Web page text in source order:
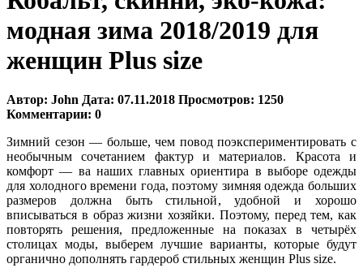
модная зима 2018/2019 для
женщин Plus size
Автор: John Дата: 07.11.2018 Просмотров: 1250
Комментарии: 0
Зимний сезон — больше, чем повод поэкспериментировать с
необычным сочетанием фактур и материалов. Красота и
комфорт — ва наших главных ориентира в выборе одежды
для холодного времени года, поэтому зимняя одежда больших
размеров должна быть стильной, удобной и хорошо
вписываться в образ жизни хозяйки. Поэтому, перед тем, как
повторять решения, предложенные на показах в четырёх
столицах моды, выберем лучшие варианты, которые будут
органично дополнять гардероб стильных женщин Plus size.